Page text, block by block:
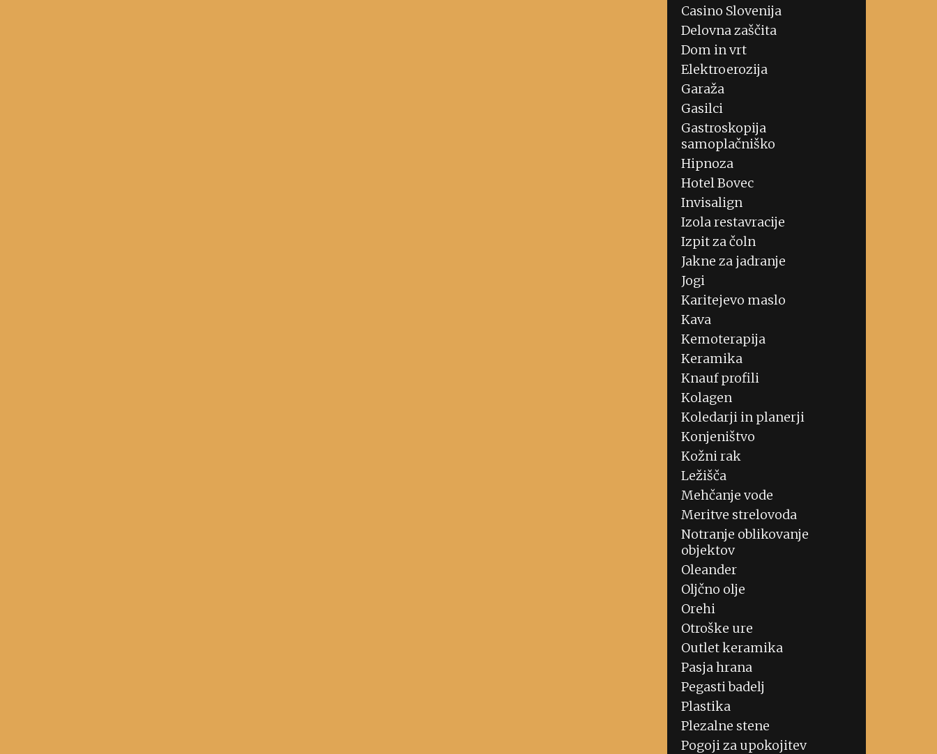
Casino Slovenija
Delovna zaščita
Dom in vrt
Elektroerozija
Garaža
Gasilci
Gastroskopija
samoplačniško
Hipnoza
Hotel Bovec
Invisalign
Izola restavracije
Izpit za čoln
Jakne za jadranje
Jogi
Karitejevo maslo
Kava
Kemoterapija
Keramika
Knauf profili
Kolagen
Koledarji in planerji
Konjeništvo
Kožni rak
Ležišča
Mehčanje vode
Meritve strelovoda
Notranje oblikovanje
objektov
Oleander
Oljčno olje
Orehi
Otroške ure
Outlet keramika
Pasja hrana
Pegasti badelj
Plastika
Plezalne stene
Pogoji za upokojitev